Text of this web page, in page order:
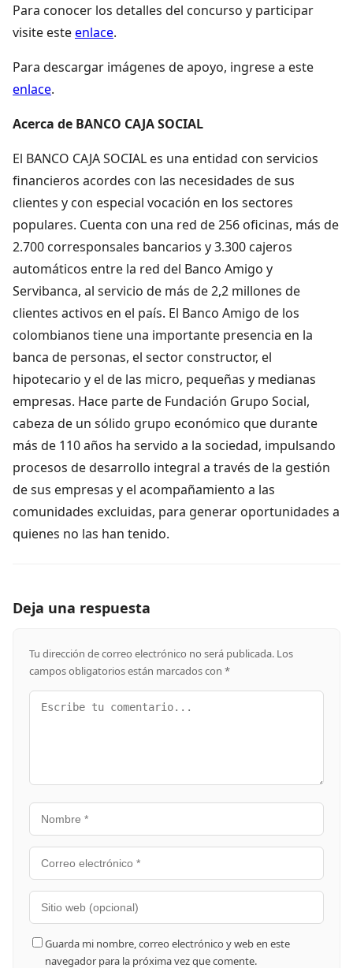
Para conocer los detalles del concurso y participar
visite esteenlace.
Para descargar imágenes de apoyo, ingrese a este
enlace.
Acerca de BANCO CAJA SOCIAL
El BANCO CAJA SOCIAL es una entidad con servicios
financieros acordes con las necesidades de sus
clientes y con especial vocación en los sectores
populares. Cuenta con una red de 256 oficinas, más de
2.700 corresponsales bancarios y 3.300 cajeros
automáticos entre la red del Banco Amigo y
Servibanca, al servicio de más de 2,2 millones de
clientes activos en el país. El Banco Amigo de los
colombianos tiene una importante presencia en la
banca de personas, el sector constructor, el
hipotecario y el de las micro, pequeñas y medianas
empresas. Hace parte de Fundación Grupo Social,
cabeza de un sólido grupo económico que durante
más de 110 años ha servido a la sociedad, impulsando
procesos de desarrollo integral a través de la gestión
de sus empresas y el acompañamiento a las
comunidades excluidas, para generar oportunidades a
quienes no las han tenido.
Deja una respuesta
Tu dirección de correo electrónico no será publicada. Los
campos obligatorios están marcados con *
Guarda mi nombre, correo electrónico y web en este
navegador para la próxima vez que comente.